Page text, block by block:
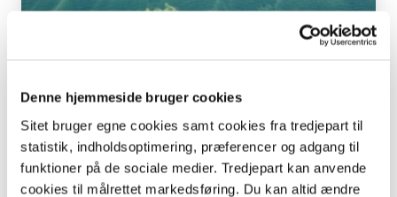
Denne hjemmeside bruger cookies
Sitet bruger egne cookies samt cookies fra tredjepart til
statistik, indholdsoptimering, præferencer og adgang til
funktioner på de sociale medier. Tredjepart kan anvende
cookies til målrettet markedsføring. Du kan altid ændre
0. - 3. klasse | 4. - 6. klasse
Alger elsker alge-guf…
Langs Djurslands kyster og i Vigene oplever vi en gang
imellem at der i løbet af sensommeren opstår en
opblomstring af alger som følge af ”godt” vejr.